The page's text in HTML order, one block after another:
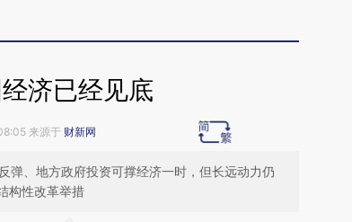
济已经见底
来源于 财新网
弹、地方政府投资可撑经济一时，但长远动力仍
构性改革举措